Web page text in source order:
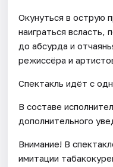
Окунуться в острую
наиграться всласть,
до абсурда и
режиссёра и
Спектакль идёт с
В составе
дополнительного
Внимание! В
имитации